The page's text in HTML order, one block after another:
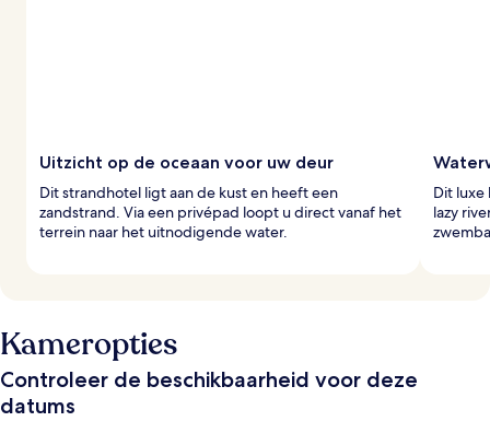
Uitzicht op de oceaan voor uw deur
Dit strandhotel ligt aan de kust en heeft een
zandstrand. Via een privépad loopt u direct vanaf het
terrein naar het uitnodigende water.
Dit luxe
lazy
Kameropties
Controleer de beschikbaarheid voor deze
datums